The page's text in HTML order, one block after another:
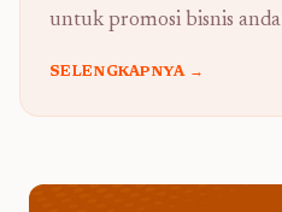
untuk promosi bisnis anda
SELENGKAPNYA →